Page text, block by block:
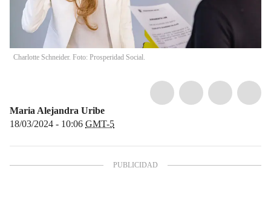
Charlotte Schneider. Foto: Prosperidad Social.
Maria Alejandra Uribe
18/03/2024 - 10:06 GMT-5